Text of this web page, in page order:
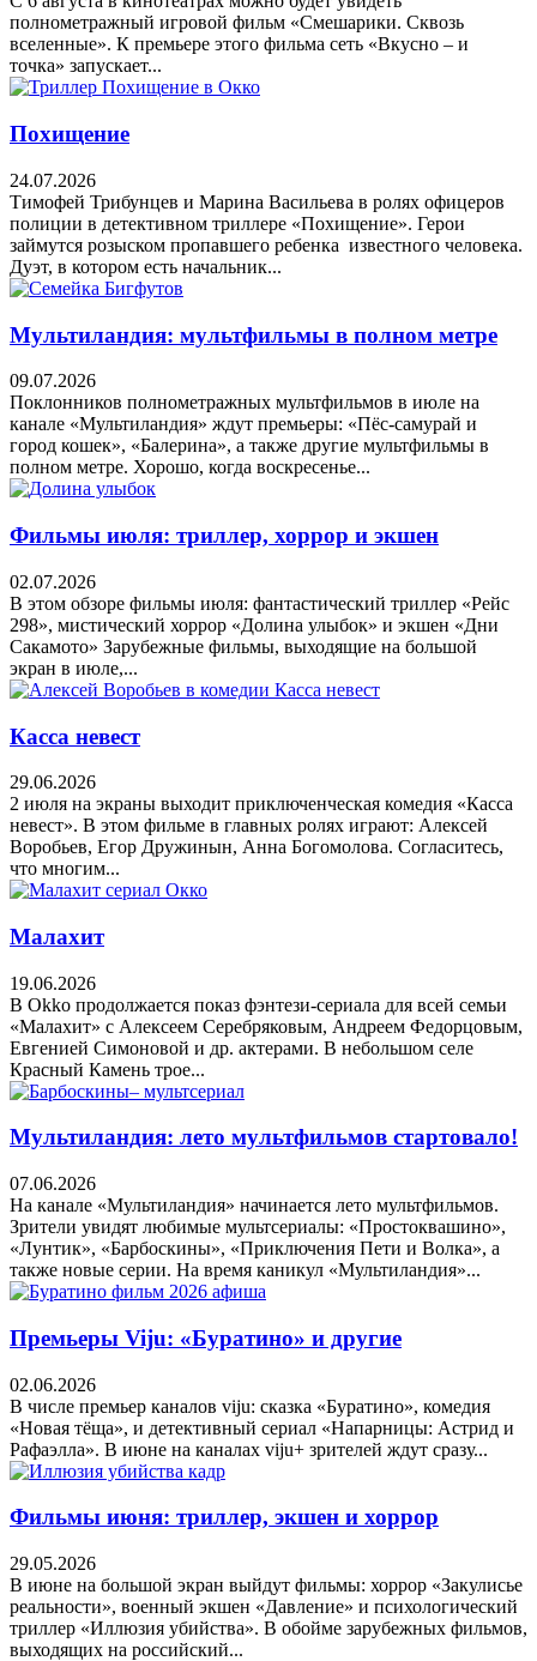
полнометражный игровой фильм «Смешарики. Сквозь
вселенные». К премьере этого фильма сеть «Вкусно – и
точка» запускает...
Похищение
24.07.2026
Тимофей Трибунцев и Марина Васильева в ролях офицеров
полиции в детективном триллере «Похищение». Герои
займутся розыском пропавшего ребенка известного человека.
Дуэт, в котором есть начальник...
Мультиландия: мультфильмы в полном метре
09.07.2026
Поклонников полнометражных мультфильмов в июле на
канале «Мультиландия» ждут премьеры: «Пёс-самурай и
город кошек», «Балерина», а также другие мультфильмы в
полном метре. Хорошо, когда воскресенье...
Фильмы июля: триллер, хоррор и экшен
02.07.2026
В этом обзоре фильмы июля: фантастический триллер «Рейс
298», мистический хоррор «Долина улыбок» и экшен «Дни
Сакамото» Зарубежные фильмы, выходящие на большой
экран в июле,...
Касса невест
29.06.2026
2 июля на экраны выходит приключенческая комедия «Касса
невест». В этом фильме в главных ролях играют: Алексей
Воробьев, Егор Дружинын, Анна Богомолова. Согласитесь,
что многим...
Малахит
19.06.2026
В Okko продолжается показ фэнтези-сериала для всей семьи
«Малахит» с Алексеем Серебряковым, Андреем Федорцовым,
Евгенией Симоновой и др. актерами. В небольшом селе
Красный Камень трое...
Мультиландия: лето мультфильмов стартовало!
07.06.2026
На канале «Мультиландия» начинается лето мультфильмов.
Зрители увидят любимые мультсериалы: «Простоквашино»,
«Лунтик», «Барбоскины», «Приключения Пети и Волка», а
также новые серии. На время каникул «Мультиландия»...
Премьеры Viju: «Буратино» и другие
02.06.2026
В числе премьер каналов viju: сказка «Буратино», комедия
«Новая тёща», и детективный сериал «Напарницы: Астрид и
Рафаэлла». В июне на каналах viju+ зрителей ждут сразу...
Фильмы июня: триллер, экшен и хоррор
29.05.2026
В июне на большой экран выйдут фильмы: хоррор «Закулисье
реальности», военный экшен «Давление» и психологический
триллер «Иллюзия убийства». В обойме зарубежных фильмов,
выходящих на российский...